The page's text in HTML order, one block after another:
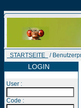
STARTSEITE /
LOGIN
User :
Code :